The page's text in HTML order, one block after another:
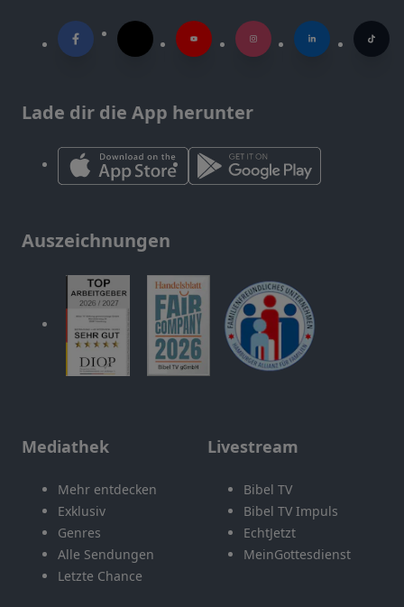
Lade dir die App herunter
Auszeichnungen
Mediathek
Mehr entdecken
Exklusiv
Genres
Alle Sendungen
Letzte Chance
Livestream
Bibel TV
Bibel TV Impuls
EchtJetzt
MeinGottesdienst